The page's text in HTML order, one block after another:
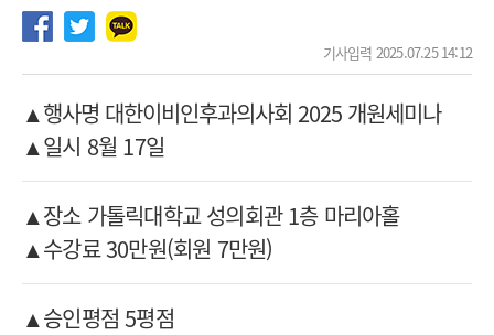
기사입력 2025.07.25 14:12
▲행사명 대한이비인후과의사회 2025 개원세미나
▲일시 8월 17일
▲장소 가톨릭대학교 성의회관 1층 마리아홀
▲수강료 30만원(회원 7만원)
▲승인평점 5평점